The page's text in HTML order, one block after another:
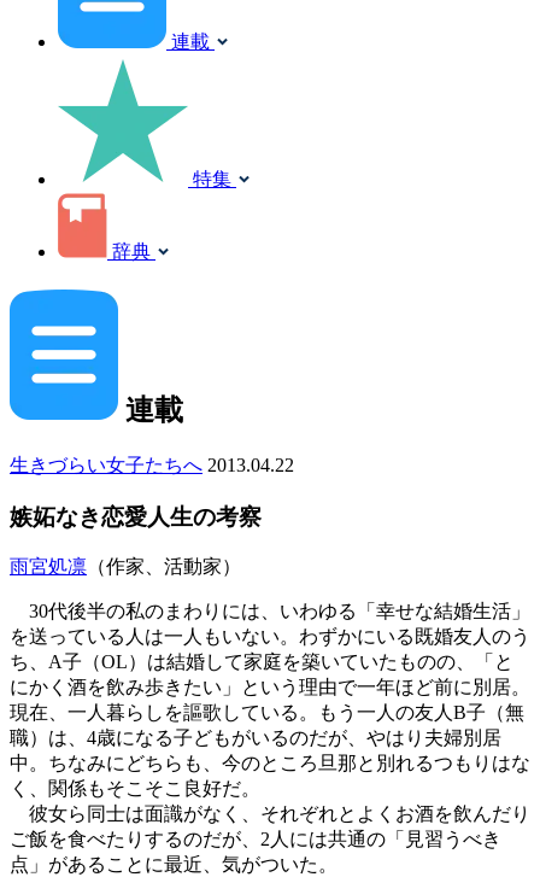
連載
特集
辞典
連載
生きづらい女子たちへ 2013.04.22
嫉妬なき恋愛人生の考察
雨宮処凛 （作家、活動家）
30代後半の私のまわりには、いわゆる「幸せな結婚生活」
を送っている人は一人もいない。わずかにいる既婚友人のう
ち、A子（OL）は結婚して家庭を築いていたものの、「と
にかく酒を飲み歩きたい」という理由で一年ほど前に別居。
現在、一人暮らしを謳歌している。もう一人の友人B子（無
職）は、4歳になる子どもがいるのだが、やはり夫婦別居
中。ちなみにどちらも、今のところ旦那と別れるつもりはな
く、関係もそこそこ良好だ。
彼女ら同士は面識がなく、それぞれとよくお酒を飲んだり
ご飯を食べたりするのだが、2人には共通の「見習うべき
点」があることに最近、気がついた。